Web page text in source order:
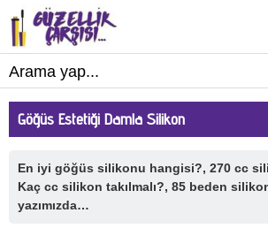
Göğüs Estetiği Damla Silikon
En iyi göğüs silikonu hangisi?, 270 cc
Kaç cc silikon takılmalı?, 85 beden
yazımızda…